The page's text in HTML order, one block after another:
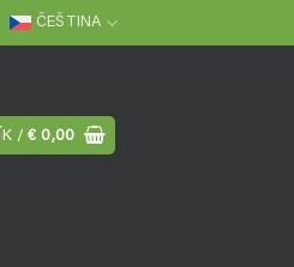
ČEŠTINA
/€ 0,00